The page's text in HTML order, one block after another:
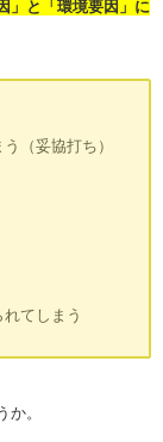
」と「環境要因」に
（妥協打ち）
てしまう
。